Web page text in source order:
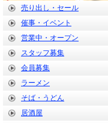
売り出し・セール
催事・イベント
営業中・オープン
スタッフ募集
会員募集
ラーメン
そば・うどん
居酒屋